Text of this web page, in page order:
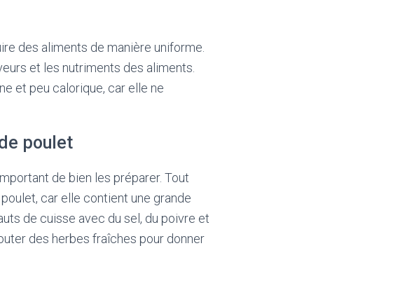
des aliments de manière uniforme.
et les nutriments des aliments.
et peu calorique, car elle ne
poulet
de bien les préparer. Tout
car elle contient une grande
de cuisse avec du sel, du poivre et
des herbes fraîches pour donner